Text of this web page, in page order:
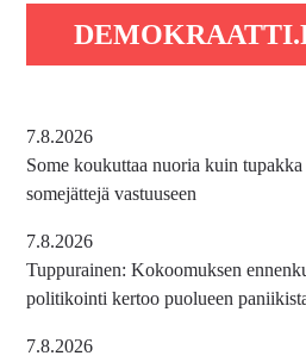
7.8.2026
Some koukuttaa nuoria kuin
somejättejä vastuuseen
7.8.2026
Tuppurainen: Kokoomuksen
politikointi kertoo puolueen
7.8.2026